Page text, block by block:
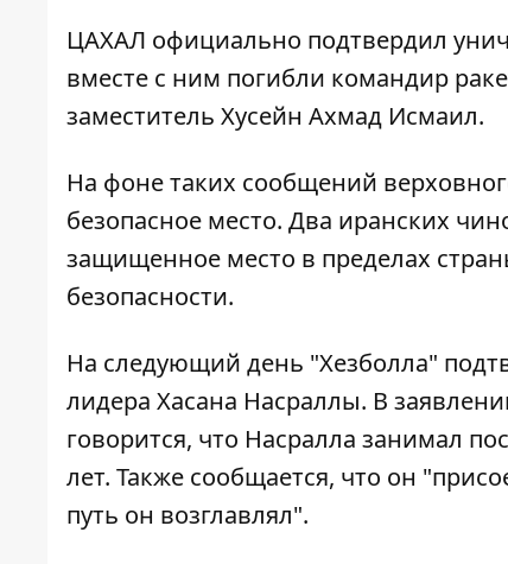
ЦАХАЛ официально подтвердил
вместе с ним погибли командир
заместитель Хусейн Ахмад Исмаил.
На фоне таких сообщений
безопасное место. Два иранских
защищенное место в пределах
безопасности.
На следующий день "Хезболла"
лидера Хасана Насраллы. В
говорится, что Насралла занимал
лет. Также сообщается, что он
путь он возглавлял".